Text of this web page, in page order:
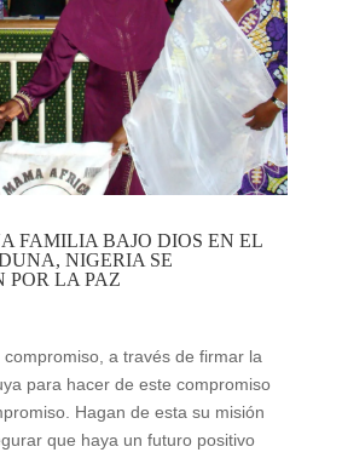
FAMILIA BAJO DIOS EN EL
NIGERIA SE
POR LA PAZ
compromiso, a través de firmar la
para hacer de este compromiso
Hagan de esta su misión
que haya un futuro positivo